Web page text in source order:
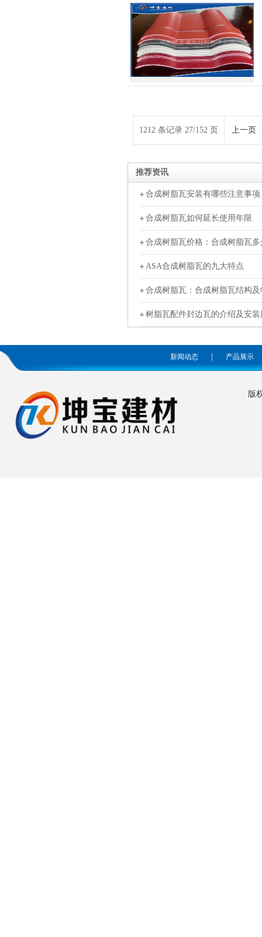
1212 条记录 27/152 页 上一页
推荐资讯
合成树脂瓦安装有哪些注意事项
合成树脂瓦如何延长使用年限
合成树脂瓦价格：合成树脂瓦
ASA合成树脂瓦的九大特点
合成树脂瓦：合成树脂瓦结构及
树脂瓦配件封边瓦的介绍及安装
新闻动态 产品展示
版